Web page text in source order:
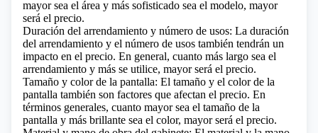
mayor sea el área y más sofisticado sea el modelo, mayor
será el precio.
Duración del arrendamiento y número de usos: La duración
del arrendamiento y el número de usos también tendrán un
impacto en el precio. En general, cuanto más largo sea el
arrendamiento y más se utilice, mayor será el precio.
Tamaño y color de la pantalla: El tamaño y el color de la
pantalla también son factores que afectan el precio. En
términos generales, cuanto mayor sea el tamaño de la
pantalla y más brillante sea el color, mayor será el precio.